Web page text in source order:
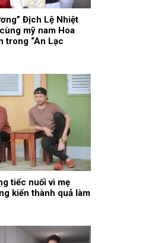
Địch Lệ Nhiệt
mỹ nam Hoa
trong “An Lạc
tiếc nuối vì mẹ
kiến thành quả làm